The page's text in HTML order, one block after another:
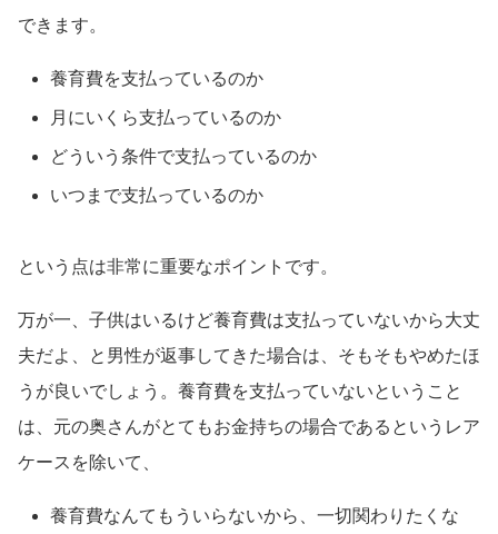
できます。
養育費を支払っているのか
月にいくら支払っているのか
どういう条件で支払っているのか
いつまで支払っているのか
という点は非常に重要なポイントです。
万が一、子供はいるけど養育費は支払っていないから大丈
夫だよ、と男性が返事してきた場合は、そもそもやめたほ
うが良いでしょう。養育費を支払っていないということ
は、元の奥さんがとてもお金持ちの場合であるというレア
ケースを除いて、
養育費なんてもういらないから、一切関わりたくな